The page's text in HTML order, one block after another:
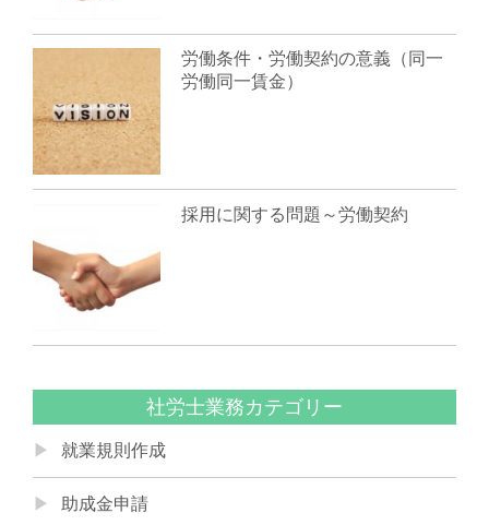
労働条件・労働契約の意義（同一
労働同一賃金）
採用に関する問題～労働契約
社労士業務カテゴリー
就業規則作成
助成金申請